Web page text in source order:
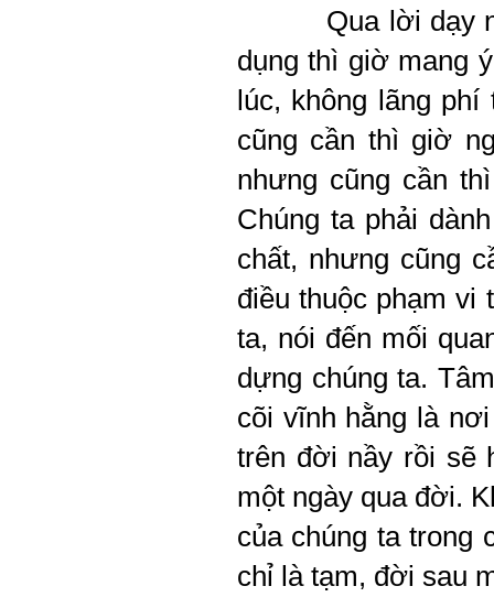
Qua lời dạy
dụng thì giờ mang
lúc, không lãng
cũng cần thì giờ
nhưng cũng cần
Chúng ta phải
chất, nhưng cũng
điều thuộc phạm vi
ta, nói đến mối
dựng chúng ta.
cõi vĩnh hằng là
trên đời nầy rồi sẽ
một ngày qua đời.
của chúng ta trong
chỉ là tạm, đời sau